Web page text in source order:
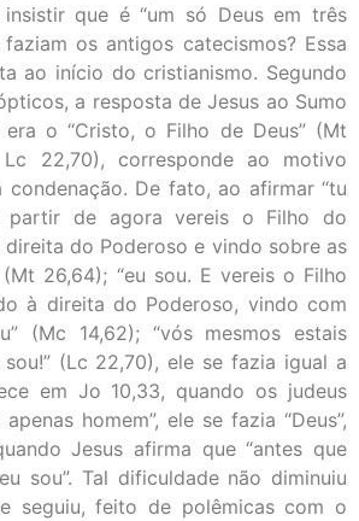
que é “um só Deus em três
faziam os antigos catecismos? Essa
ao início do cristianismo. Segundo
a resposta de Jesus ao Sumo
o “Cristo, o Filho de Deus” (Mt
22,70), corresponde ao motivo
condenação. De fato, ao afirmar “tu
de agora vereis o Filho do
direita do Poderoso e vindo sobre as
26,64); “eu sou. E vereis o Filho
à direita do Poderoso, vindo com
(Mc 14,62); “vós mesmos estais
(Lc 22,70), ele se fazia igual a
em Jo 10,33, quando os judeus
homem”, ele se fazia “Deus”,
Jesus afirma que “antes que
sou”. Tal dificuldade não diminuiu
seguiu, feito de polêmicas com o